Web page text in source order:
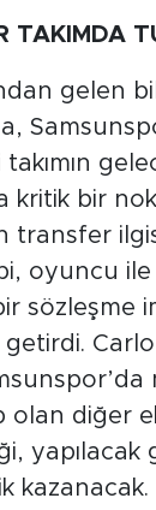
TAKIMDA
gelen
kritik bir
transfer
oyuncu
sözleşme
olan diğer
yapılacak
kazanacak.